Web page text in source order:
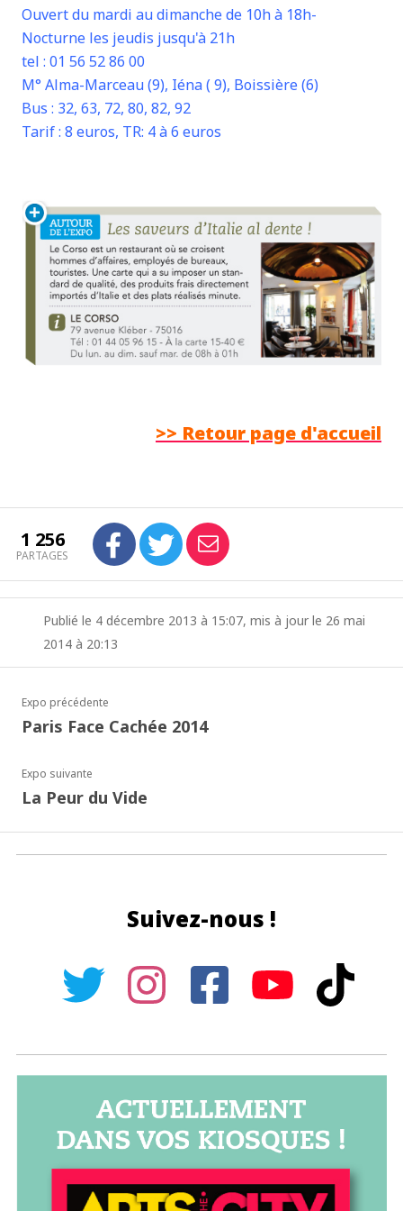
Ouvert du mardi au dimanche de 10h à 18h-
Nocturne les jeudis jusqu'à 21h
tel : 01 56 52 86 00
M° Alma-Marceau (9), Iéna ( 9), Boissière (6)
Bus : 32, 63, 72, 80, 82, 92
Tarif : 8 euros, TR: 4 à 6 euros
>> Retour page d'accueil
1 256
PARTAGES
Publié le 4 décembre 2013 à 15:07, mis à jour le 26 mai
2014 à 20:13
Expo précédente
Paris Face Cachée 2014
Expo suivante
La Peur du Vide
Suivez-nous !